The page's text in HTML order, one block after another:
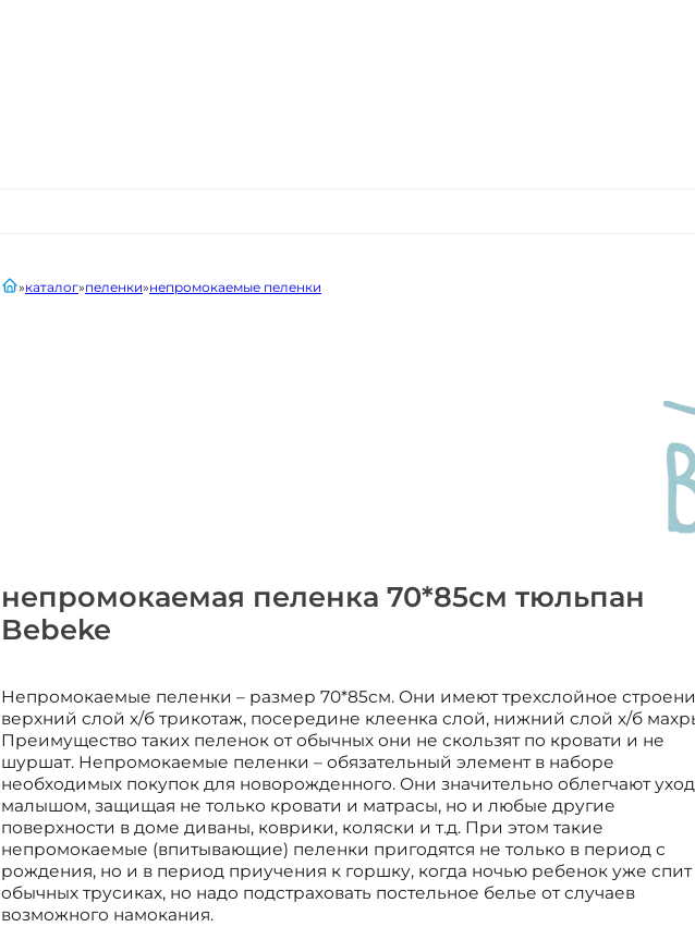
непромокаемая пеленка 70*85см тюльпан
Bebeke
Непромокаемые пеленки – размер 70*85см. Они имеют трехслойное
верхний слой х/б трикотаж, посередине клеенка слой, нижний слой х/б
Преимущество таких пеленок от обычных они не скользят по кровати и не
шуршат. Непромокаемые пеленки – обязательный элемент в наборе
необходимых покупок для новорожденного. Они значительно облегчают
малышом, защищая не только кровати и матрасы, но и любые другие
поверхности в доме диваны, коврики, коляски и т.д. При этом такие
непромокаемые (впитывающие) пеленки пригодятся не только в период с
рождения, но и в период приучения к горшку, когда ночью ребенок уже спит
обычных трусиках, но надо подстраховать постельное белье от случаев
возможного намокания.
главнаякаталог пеленки непромокаемые пеленки